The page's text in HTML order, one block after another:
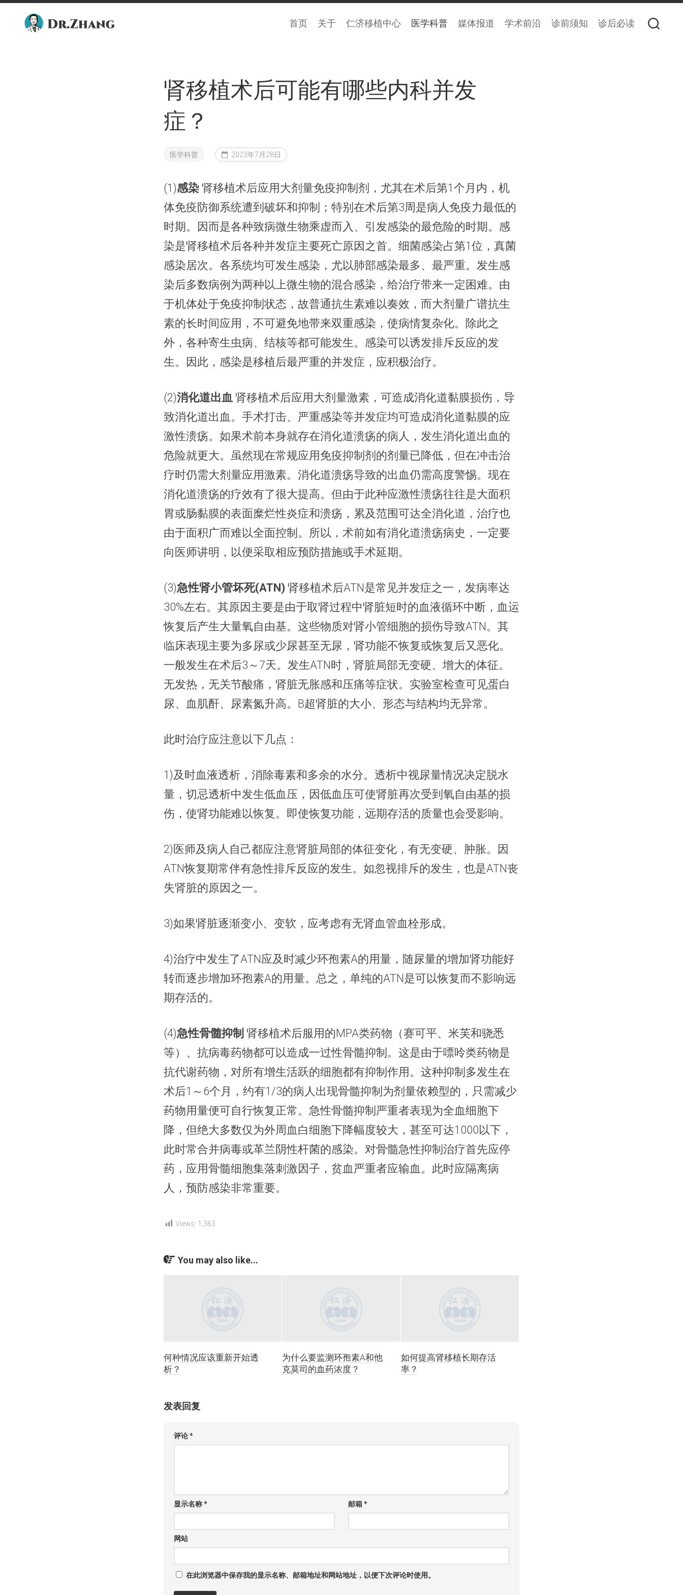
Skip
content
首页 关于 仁济移植中心 医学科普 媒体报道 学术前沿 诊前须知 诊后必读
肾移植术后可能有哪些内科并发
症？
医学科普 2023年7月28日
(1)感染 肾移植术后应用大剂量免疫抑制剂，尤其在术后第1个月内，机
体免疫防御系统遭到破坏和抑制；特别在术后第3周是病人免疫力最低的
时期。因而是各种致病微生物乘虚而入、引发感染的最危险的时期。感
染是肾移植术后各种并发症主要死亡原因之首。细菌感染占第1位，真菌
感染居次。各系统均可发生感染，尤以肺部感染最多、最严重。发生感
染后多数病例为两种以上微生物的混合感染，给治疗带来一定困难。由
于机体处于免疫抑制状态，故普通抗生素难以奏效，而大剂量广谱抗生
素的长时间应用，不可避免地带来双重感染，使病情复杂化。除此之
外，各种寄生虫病、结核等都可能发生。感染可以诱发排斥反应的发
生。因此，感染是移植后最严重的并发症，应积极治疗。
(2)消化道出血 肾移植术后应用大剂量激素，可造成消化道黏膜损伤，导
致消化道出血。手术打击、严重感染等并发症均可造成消化道黏膜的应
激性溃疡。如果术前本身就存在消化道溃疡的病人，发生消化道出血的
危险就更大。虽然现在常规应用免疫抑制剂的剂量已降低，但在冲击治
疗时仍需大剂量应用激素。消化道溃疡导致的出血仍需高度警惕。现在
消化道溃疡的疗效有了很大提高。但由于此种应激性溃疡往往是大面积
胃或肠黏膜的表面糜烂性炎症和溃疡，累及范围可达全消化道，治疗也
由于面积广而难以全面控制。所以，术前如有消化道溃疡病史，一定要
向医师讲明，以便采取相应预防措施或手术延期。
(3)急性肾小管坏死(ATN) 肾移植术后ATN是常见并发症之一，发病率达
30%左右。其原因主要是由于取肾过程中肾脏短时的血液循环中断，血运
恢复后产生大量氧自由基。这些物质对肾小管细胞的损伤导致ATN。其
临床表现主要为多尿或少尿甚至无尿，肾功能不恢复或恢复后又恶化。
一般发生在术后3～7天。发生ATN时，肾脏局部无变硬、增大的体征。
无发热，无关节酸痛，肾脏无胀感和压痛等症状。实验室检查可见蛋白
尿、血肌酐、尿素氮升高。B超肾脏的大小、形态与结构均无异常。
此时治疗应注意以下几点：
1)及时血液透析，消除毒素和多余的水分。透析中视尿量情况决定脱水
量，切忌透析中发生低血压，因低血压可使肾脏再次受到氧自由基的损
伤，使肾功能难以恢复。即使恢复功能，远期存活的质量也会受影响。
2)医师及病人自己都应注意肾脏局部的体征变化，有无变硬、肿胀。因
ATN恢复期常伴有急性排斥反应的发生。如忽视排斥的发生，也是ATN丧
失肾脏的原因之一。
3)如果肾脏逐渐变小、变软，应考虑有无肾血管血栓形成。
4)治疗中发生了ATN应及时减少环孢素A的用量，随尿量的增加肾功能好
转而逐步增加环孢素A的用量。总之，单纯的ATN是可以恢复而不影响远
期存活的。
(4)急性骨髓抑制 肾移植术后服用的MPA类药物（赛可平、米芙和骁悉
等）、抗病毒药物都可以造成一过性骨髓抑制。这是由于嘌呤类药物是
抗代谢药物，对所有增生活跃的细胞都有抑制作用。这种抑制多发生在
术后1～6个月，约有1/3的病人出现骨髓抑制为剂量依赖型的，只需减少
药物用量便可自行恢复正常。急性骨髓抑制严重者表现为全血细胞下
降，但绝大多数仅为外周血白细胞下降幅度较大，甚至可达1000以下，
此时常合并病毒或革兰阴性杆菌的感染。对骨髓急性抑制治疗首先应停
药，应用骨髓细胞集落刺激因子，贫血严重者应输血。此时应隔离病
人，预防感染非常重要。
Views: 1,363
You may also like...
何种情况应该重新开始透
析？
为什么要监测环孢素A和他
克莫司的血药浓度？
如何提高肾移植长期存活
率？
发表回复
评论*
显示名称* 邮箱*
网站
在此浏览器中保存我的显示名称、邮箱地址和网站地址，以便下次评论时使用。